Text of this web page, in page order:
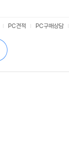
PC견적 PC구매상담